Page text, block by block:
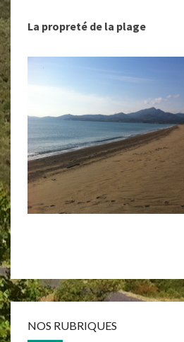
La propreté de la plage
NOS RUBRIQUES